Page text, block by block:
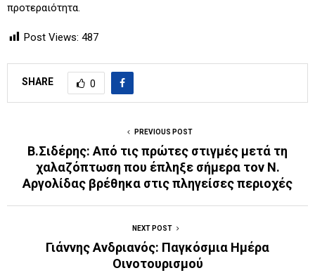
προτεραιότητα.
Post Views: 487
SHARE 0
PREVIOUS POST
Β.Σιδέρης: Από τις πρώτες στιγμές μετά τη
χαλαζόπτωση που έπληξε σήμερα τον N.
Αργολίδας βρέθηκα στις πληγείσες περιοχές
NEXT POST
Γιάννης Ανδριανός: Παγκόσμια Ημέρα
Οινοτουρισμού